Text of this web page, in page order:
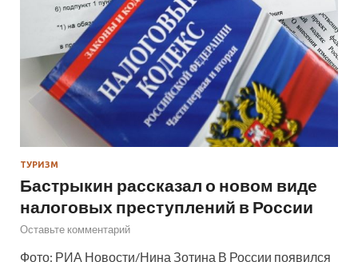
ТУРИЗМ
Бастрыкин рассказал о новом виде
налоговых преступлений в России
Оставьте комментарий
Фото: РИА Новости/Нина Зотина В России появился